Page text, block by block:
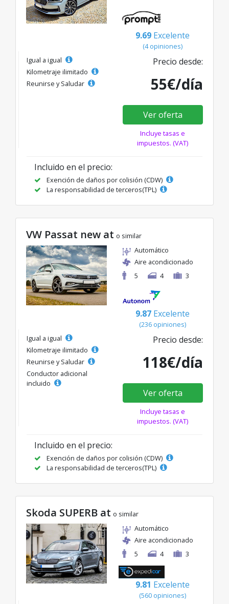
9.69 Excelente
(4 opiniones)
Igual a igual
Kilometraje ilimitado
Reunirse y Saludar
Precio desde:
55€/día
Ver oferta
Incluye tasas e
impuestos. (VAT)
Incluido en el precio:
Exención de daños por colisión (CDW)
La responsabilidad de terceros(TPL)
VW Passat new at o similar
Automático
Aire acondicionado
5
4 3
9.87 Excelente
(236 opiniones)
Igual a igual
Kilometraje ilimitado
Reunirse y Saludar
Conductor adicional
incluido
Precio desde:
118€/día
Ver oferta
Incluye tasas e
impuestos. (VAT)
Incluido en el precio:
Exención de daños por colisión (CDW)
La responsabilidad de terceros(TPL)
Skoda SUPERB at o similar
Automático
Aire acondicionado
5
4 3
9.81 Excelente
(560 opiniones)